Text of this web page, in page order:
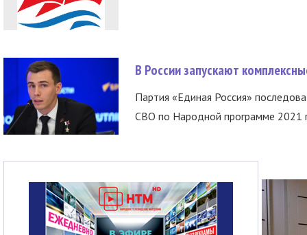
В России запускают
Партия «Единая Россия»
СВО по Народной программе 2021